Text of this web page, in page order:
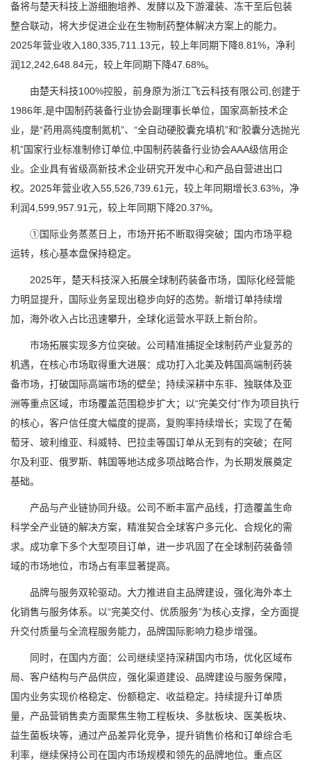
备将与楚天科技上游细胞培养、发酵以及下游灌装、冻干至后包装
整合联动，将大步促进企业在生物制药整体解决方案上的能力。
2025年营业收入180,335,711.13元，较上年同期下降8.81%，净利
润12,242,648.84元，较上年同期下降47.68%。
由楚天科技100%控股，前身原为浙江飞云科技有限公司,创建于
1986年,是中国制药装备行业协会副理事长单位，国家高新技术企
业，是“药用高纯度制氮机”、“全自动硬胶囊充填机”和“胶囊分选抛光
机”国家行业标准制修订单位,中国制药装备行业协会AAA级信用企
业。企业具有省级高新技术企业研究开发中心和产品自营进出口
权。2025年营业收入55,526,739.61元，较上年同期增长3.63%，净
利润4,599,957.91元，较上年同期下降20.37%。
①国际业务蒸蒸日上，市场开拓不断取得突破；国内市场平稳
运转，核心基本盘保持稳定。
2025年，楚天科技深入拓展全球制药装备市场，国际化经营能
力明显提升，国际业务呈现出稳步向好的态势。新增订单持续增
加，海外收入占比迅速攀升，全球化运营水平跃上新台阶。
市场拓展实现多方位突破。公司精准捕捉全球制药产业复苏的
机遇，在核心市场取得重大进展：成功打入北美及韩国高端制药装
备市场，打破国际高端市场的壁垒；持续深耕中东非、独联体及亚
洲等重点区域，市场覆盖范围稳步扩大；以“完美交付”作为项目执行
的核心，客户信任度大幅度的提高，复购率持续增长；实现了在葡
萄牙、玻利维亚、科威特、巴拉圭等国订单从无到有的突破；在阿
尔及利亚、俄罗斯、韩国等地达成多项战略合作，为长期发展奠定
基础。
产品与产业链协同升级。公司不断丰富产品线，打造覆盖生命
科学全产业链的解决方案，精准契合全球客户多元化、合规化的需
求。成功拿下多个大型项目订单，进一步巩固了在全球制药装备领
域的市场地位，市场占有率显著提高。
品牌与服务双轮驱动。大力推进自主品牌建设，强化海外本土
化销售与服务体系。以“完美交付、优质服务”为核心支撑，全方面提
升交付质量与全流程服务能力，品牌国际影响力稳步增强。
同时，在国内方面：公司继续坚持深耕国内市场，优化区域布
局、客户结构与产品供应，强化渠道建设、品牌建设与服务保障，
国内业务实现价格稳定、份额稳定、收益稳定。持续提升订单质
量，产品营销售卖方面聚焦生物工程板块、多肽板块、医美板块、
益生菌板块等，通过产品差异化竞争，提升销售价格和订单综合毛
利率，继续保持公司在国内市场规模和领先的品牌地位。重点区